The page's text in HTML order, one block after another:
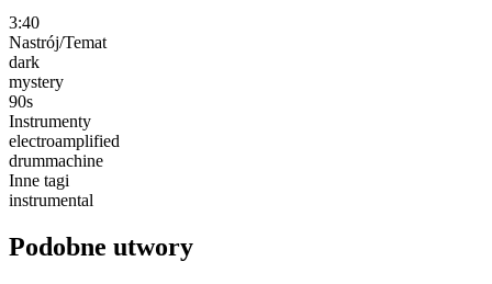
3:40
Nastrój/Temat
dark
mystery
90s
Instrumenty
electroamplified
drummachine
Inne tagi
instrumental
Podobne utwory